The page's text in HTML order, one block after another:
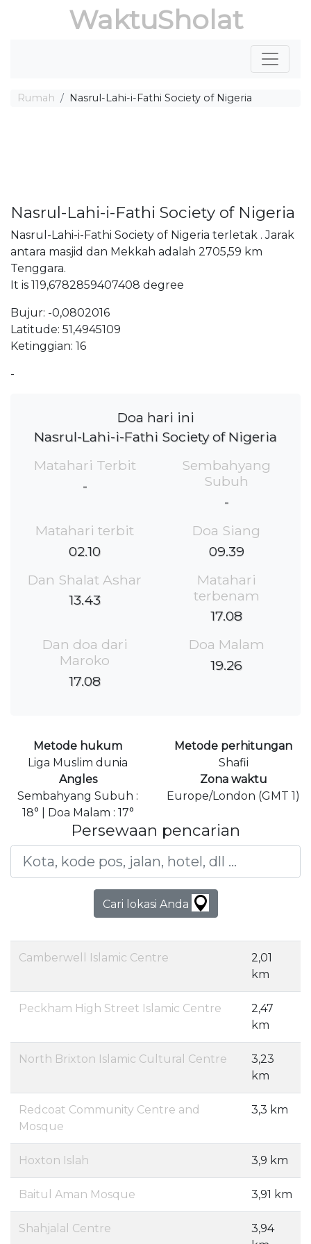
WaktuSholat
Rumah Nasrul-Lahi-i-Fathi Society of Nigeria
Nasrul-Lahi-i-Fathi Society of Nigeria
Nasrul-Lahi-i-Fathi Society of Nigeria terletak . Jarak
antara masjid dan Mekkah adalah 2705,59 km
Tenggara.
It is 119,6782859407408 degree
Bujur: -0,0802016
Latitude: 51,4945109
Ketinggian: 16
-
Doa hari ini
Nasrul-Lahi-i-Fathi Society of Nigeria
Matahari Terbit
-
Sembahyang
Subuh
-
Matahari terbit
02.10
Doa Siang
09.39
Dan Shalat Ashar
13.43
Matahari
terbenam
17.08
Dan doa dari
Maroko
17.08
Doa Malam
19.26
Metode hukum
Liga Muslim dunia
Metode perhitungan
Shafii
Angles
Sembahyang Subuh :
18° | Doa Malam : 17°
Zona waktu
Europe/London (GMT 1)
Persewaan pencarian
Cari lokasi Anda
Camberwell Islamic Centre
2,01
km
Peckham High Street Islamic Centre
2,47
km
North Brixton Islamic Cultural Centre
3,23
km
Redcoat Community Centre and
Mosque
3,3 km
Hoxton Islah 3,9 km
Baitul Aman Mosque 3,91 km
Shahjalal Centre
3,94